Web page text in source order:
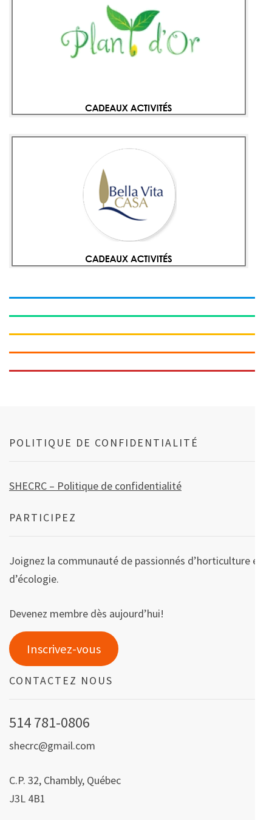
POLITIQUE DE CONFIDENTIALITÉ
SHECRC – Politique de confidentialité
PARTICIPEZ
Joignez la communauté de passionnés d’horticulture et
d’écologie.
Devenez membre dès aujourd’hui!
Inscrivez-vous
CONTACTEZ NOUS
514 781-0806
shecrc@gmail.com
C.P. 32, Chambly, Québec
J3L 4B1